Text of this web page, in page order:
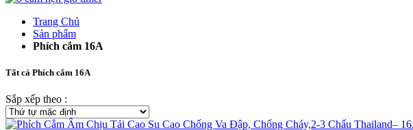
Trang Chủ
Sản phẩm
Phích cắm 16A
Tất cả Phích cắm 16A
Sắp xếp theo :